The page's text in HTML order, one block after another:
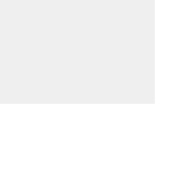
tab)
a new tab)
in a new tab)
(Opens in a new tab)